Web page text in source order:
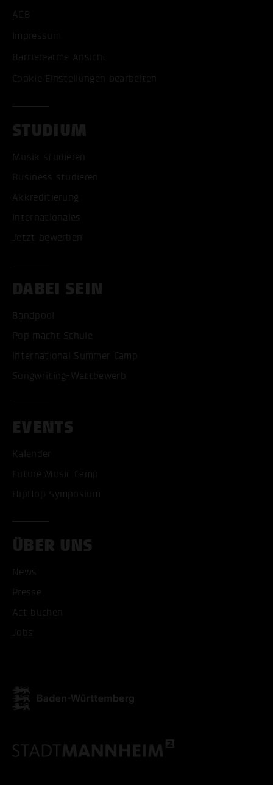
AGB
Impressum
Barrierearme Ansicht
Cookie Einstellungen bearbeiten
STUDIUM
Musik studieren
Business studieren
Akkreditierung
Internationales
Jetzt bewerben
DABEI SEIN
Bandpool
Pop macht Schule
International Summer Camp
Songwriting-Wettbewerb
EVENTS
Kalender
Future Music Camp
HipHop Symposium
ÜBER UNS
News
Presse
Act buchen
Jobs